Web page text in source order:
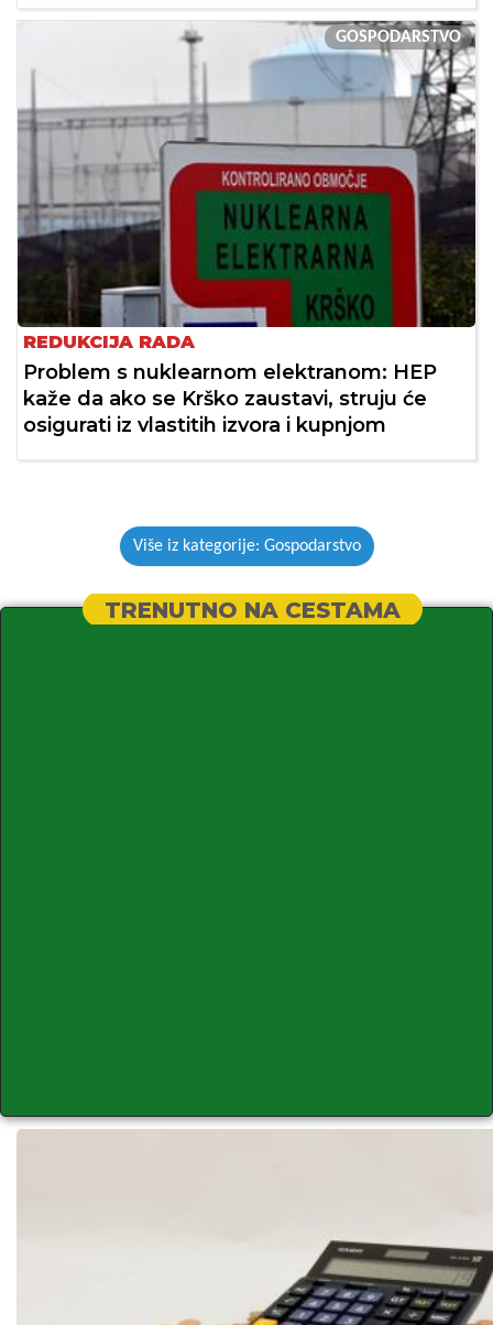
GOSPODARSTVO
REDUKCIJA RADA
Problem s nuklearnom elektranom: HEP
kaže da ako se Krško zaustavi, struju će
osigurati iz vlastitih izvora i kupnjom
Više iz kategorije: Gospodarstvo
TRENUTNO NA CESTAMA